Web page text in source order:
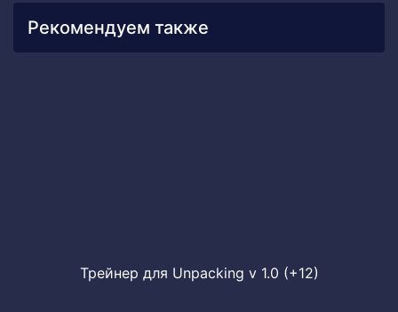
Рекомендуем также
Трейнер для Unpacking v 1.0 (+12)